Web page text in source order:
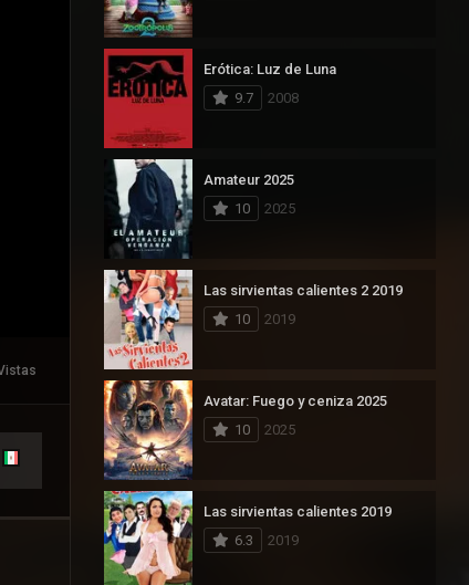
Erótica: Luz de Luna
9.7
2008
Amateur 2025
10
2025
Las sirvientas calientes 2 2019
10
2019
Avatar: Fuego y ceniza 2025
10
2025
Las sirvientas calientes 2019
6.3
2019